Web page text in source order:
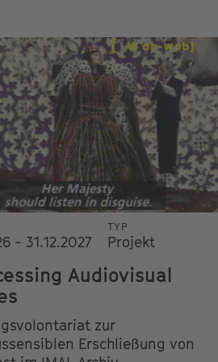
- 31.12.2027
TYP
Projekt
Audiovisual
zur
Erschließung von